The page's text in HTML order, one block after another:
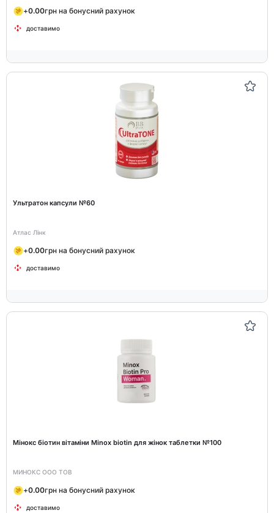
+0.00грн на бонусний рахунок
доставимо
Ультратон капсули №60
Атлас Лінк
+0.00грн на бонусний рахунок
доставимо
Мінокс біотин вітаміни Minoх biotin для жінок таблетки №100
МИНОКС ООО ТОВ
+0.00грн на бонусний рахунок
доставимо